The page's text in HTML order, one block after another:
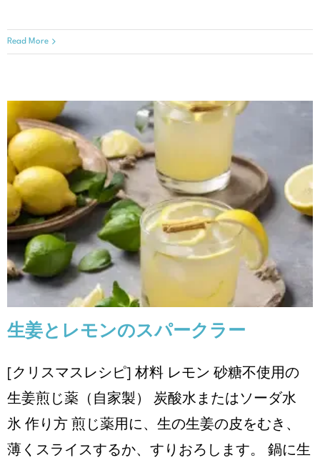
Read More
生姜とレモンのスパークラー
クリスマスレシピ レシピ
生姜とレモンのスパークラー
[クリスマスレシピ] 材料 レモン 砂糖不使用の
生姜煎じ薬（自家製） 炭酸水またはソーダ水
氷 作り方 煎じ薬用に、生の生姜の皮をむき、
薄くスライスするか、すりおろします。 鍋に生